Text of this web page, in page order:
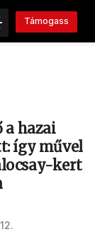
Támogass
a hazai
így művel
kert